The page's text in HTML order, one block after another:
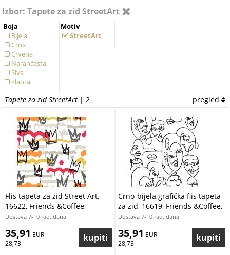
Izbor: Tapete za zid StreetArt
Boja
Bijela
Crna
Crvena
Narančasta
Siva
Zlatna
Motiv
StreetArt
Tapete za zid StreetArt | 2 pregled
Flis tapeta za zid Street Art,
16622, Friends &Coffee,
Cristiana Masi by Parato |
Dostava 7-10 rad. dana
35,91 EUR
28,73
Crno-bijela grafička flis tapeta
za zid, 16619, Friends &Coffee,
Cristiana Masi by Parato |
Dostava 7-10 rad. dana
35,91 EUR
28,73